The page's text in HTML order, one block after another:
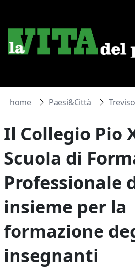
home Paesi&Città Treviso
Il Collegio Pio
Scuola di
Professionale
insieme per la
formazione
insegnanti